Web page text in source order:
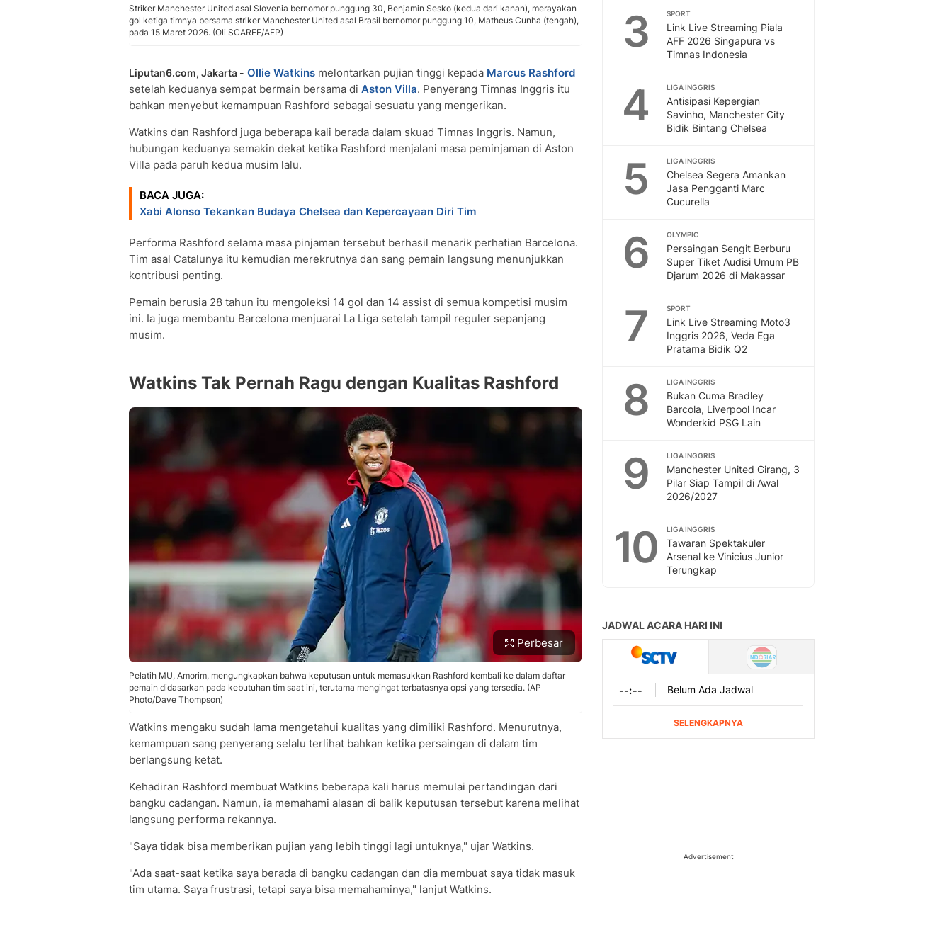
Striker Manchester United asal Slovenia bernomor punggung 30, Benjamin Sesko (kedua dari kanan), merayakan
gol ketiga timnya bersama striker Manchester United asal Brasil bernomor punggung 10, Matheus Cunha (tengah),
pada 15 Maret 2026. (Oli SCARFF/AFP)
Liputan6.com, Jakarta - Ollie Watkins melontarkan pujian tinggi kepada Marcus Rashford
setelah keduanya sempat bermain bersama di Aston Villa. Penyerang Timnas Inggris itu
bahkan menyebut kemampuan Rashford sebagai sesuatu yang mengerikan.
Watkins dan Rashford juga beberapa kali berada dalam skuad Timnas Inggris. Namun,
hubungan keduanya semakin dekat ketika Rashford menjalani masa peminjaman di Aston
Villa pada paruh kedua musim lalu.
BACA JUGA:
Xabi Alonso Tekankan Budaya Chelsea dan Kepercayaan Diri Tim
Performa Rashford selama masa pinjaman tersebut berhasil menarik perhatian Barcelona.
Tim asal Catalunya itu kemudian merekrutnya dan sang pemain langsung menunjukkan
kontribusi penting.
Pemain berusia 28 tahun itu mengoleksi 14 gol dan 14 assist di semua kompetisi musim
ini. Ia juga membantu Barcelona menjuarai La Liga setelah tampil reguler sepanjang
musim.
Watkins Tak Pernah Ragu dengan Kualitas Rashford
Perbesar
Pelatih MU, Amorim, mengungkapkan bahwa keputusan untuk memasukkan Rashford kembali ke dalam daftar
pemain didasarkan pada kebutuhan tim saat ini, terutama mengingat terbatasnya opsi yang tersedia. (AP
Photo/Dave Thompson)
Watkins mengaku sudah lama mengetahui kualitas yang dimiliki Rashford. Menurutnya,
kemampuan sang penyerang selalu terlihat bahkan ketika persaingan di dalam tim
berlangsung ketat.
Kehadiran Rashford membuat Watkins beberapa kali harus memulai pertandingan dari
bangku cadangan. Namun, ia memahami alasan di balik keputusan tersebut karena melihat
langsung performa rekannya.
"Saya tidak bisa memberikan pujian yang lebih tinggi lagi untuknya," ujar Watkins.
"Ada saat-saat ketika saya berada di bangku cadangan dan dia membuat saya tidak masuk
tim utama. Saya frustrasi, tetapi saya bisa memahaminya," lanjut Watkins.
3 SPORT
Link Live Streaming Piala
AFF 2026 Singapura vs
Timnas Indonesia
4 LIGA INGGRIS
Antisipasi Kepergian
Savinho, Manchester City
Bidik Bintang Chelsea
5 LIGA INGGRIS
Chelsea Segera Amankan
Jasa Pengganti Marc
Cucurella
6 OLYMPIC
Persaingan Sengit Berburu
Super Tiket Audisi Umum PB
Djarum 2026 di Makassar
7 SPORT
Link Live Streaming Moto3
Inggris 2026, Veda Ega
Pratama Bidik Q2
8 LIGA INGGRIS
Bukan Cuma Bradley
Barcola, Liverpool Incar
Wonderkid PSG Lain
9 LIGA INGGRIS
Manchester United Girang, 3
Pilar Siap Tampil di Awal
2026/2027
10 LIGA INGGRIS
Tawaran Spektakuler
Arsenal ke Vinicius Junior
Terungkap
Advertisement